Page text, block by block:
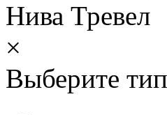
Нива Тревел
×
Выберите